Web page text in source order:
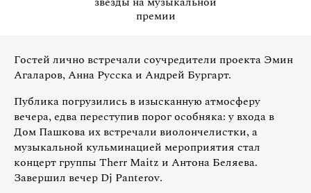
премии
Гостей лично встречали соучредители проекта Эмин
Агаларов, Анна Русска и Андрей Бургарт.
Публика погрузились в изысканную атмосферу
вечера, едва переступив порог особняка: у входа в
Дом Пашкова их встречали виолончелистки, а
музыкальной кульминацией мероприятия стал
концерт группы Therr Maitz и Антона Беляева.
Завершил вечер Dj Panterov.